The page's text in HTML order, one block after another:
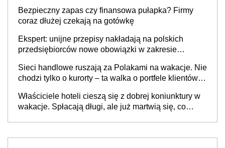
Bezpieczny zapas czy finansowa pułapka? Firmy
coraz dłużej czekają na gotówkę
Ekspert: unijne przepisy nakładają na polskich
przedsiębiorców nowe obowiązki w zakresie
Sieci handlowe ruszają za Polakami na wakacje. Nie
chodzi tylko o kurorty – ta walka o portfele klientów
cichu
Właściciele hoteli cieszą się z dobrej koniunktury w
wakacje. Spłacają długi, ale już martwią się, co